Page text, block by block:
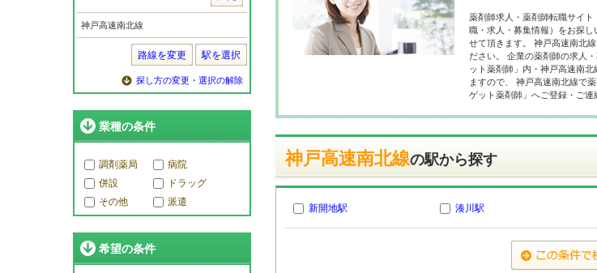
神戸高速南北線
路線を変更 駅を選択
探し方の変更・選択の解除
業種の条件
調剤薬局
病院
併設
ドラッグ
その他
派遣
希望の条件
薬剤師求人・薬剤師転職サイ
職・求人・募集情報）をお探
せて頂きます。 神戸高速南北
ださい。 企業の薬剤師の求人
ット薬剤師」内・神戸高速南
ますので、 神戸高速南北線で
ゲット薬剤師」へご登録・ご連
神戸高速南北線の駅から探す
新開地駅 湊川駅